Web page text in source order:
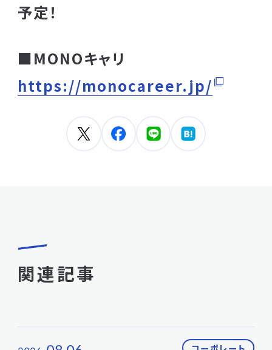
予定！
■MONOキャリ
https://monocareer.jp/
関連記事